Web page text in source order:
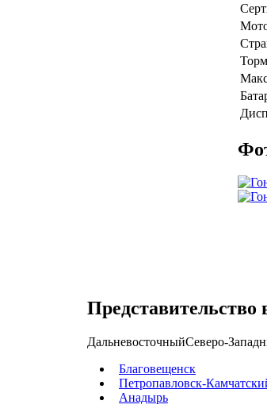
Представительство
ДальневосточныйСеверо-
Благовещенск
Петропавловск-
Анадырь